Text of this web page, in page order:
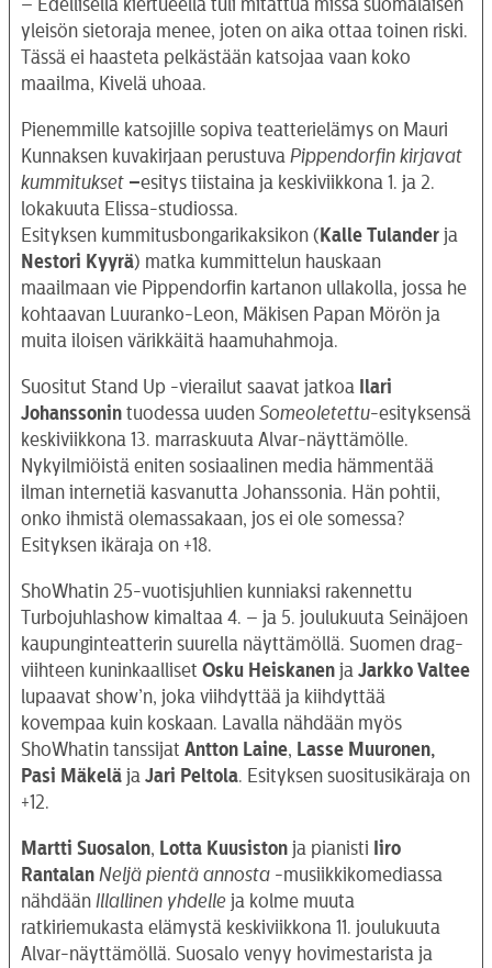
– Edellisellä kiertueella tuli mitattua missä suomalaisen
yleisön sietoraja menee, joten on aika ottaa toinen riski.
Tässä ei haasteta pelkästään katsojaa vaan koko
maailma, Kivelä uhoaa.
Pienemmille katsojille sopiva teatterielämys on Mauri
Kunnaksen kuvakirjaan perustuva Pippendorfin kirjavat
kummitukset –esitys tiistaina ja keskiviikkona 1. ja 2.
lokakuuta Elissa-studiossa.
Esityksen kummitusbongarikaksikon ( Kalle Tulander ja
Nestori Kyyrä) matka kummittelun hauskaan
maailmaan vie Pippendorfin kartanon ullakolla, jossa he
kohtaavan Luuranko-Leon, Mäkisen Papan Mörön ja
muita iloisen värikkäitä haamuhahmoja.
Suositut Stand Up -vierailut saavat jatkoa
Ilari
Johanssonin tuodessa uuden Someoletettu-esityksensä
keskiviikkona 13. marraskuuta Alvar-näyttämölle.
Nykyilmiöistä eniten sosiaalinen media hämmentää
ilman internetiä kasvanutta Johanssonia. Hän pohtii,
onko ihmistä olemassakaan, jos ei ole somessa?
Esityksen ikäraja on +18.
ShoWhatin 25-vuotisjuhlien kunniaksi rakennettu
Turbojuhlashow kimaltaa 4. – ja 5. joulukuuta Seinäjoen
kaupunginteatterin suurella näyttämöllä. Suomen drag-
viihteen kuninkaalliset Osku Heiskanen ja Jarkko Valtee
lupaavat show’n, joka viihdyttää ja kiihdyttää
kovempaa kuin koskaan. Lavalla nähdään myös
ShoWhatin tanssijat Antton Laine, Lasse Muuronen,
Pasi Mäkelä ja Jari Peltola. Esityksen suositusikäraja on
+12.
Martti Suosalon, Lotta Kuusiston ja pianisti Iiro
Rantalan Neljä pientä annosta -musiikkikomediassa
nähdään Illallinen yhdelle ja kolme muuta
ratkiriemukasta elämystä keskiviikkona 11. joulukuuta
Alvar-näyttämöllä. Suosalo venyy hovimestarista ja